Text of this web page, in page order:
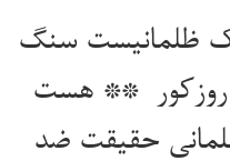
ظلمانیست سنگ
روزکور ** هست
حقیقت ضد